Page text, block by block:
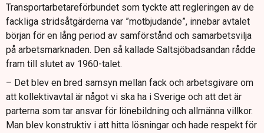
Transportarbetareförbundet som tyckte att regleringen av de
fackliga stridsåtgärderna var ”motbjudande”, innebar avtalet
början för en lång period av samförstånd och samarbetsvilja
på arbetsmarknaden. Den så kallade Saltsjöbadsandan rådde
fram till slutet av 1960-talet.
– Det blev en bred samsyn mellan fack och arbetsgivare om
att kollektivavtal är något vi ska ha i Sverige och att det är
parterna som tar ansvar för lönebildning och allmänna villkor.
Man blev konstruktiv i att hitta lösningar och hade respekt för